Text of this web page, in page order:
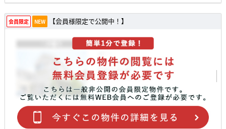
会員限定 NEW 【会員様限定で公開中！】